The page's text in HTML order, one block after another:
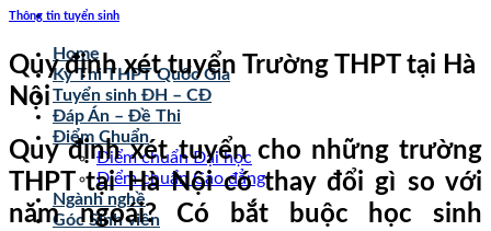
Home
Kỳ Thi THPT Quốc Gia
Tuyển sinh ĐH – CĐ
Đáp Án – Đề Thi
Điểm Chuẩn
Điểm chuẩn Đại học
Điểm chuẩn Cao đẳng
Ngành nghề
Góc Sinh viên
Thông tin tuyển sinh
Quy định xét tuyển Trường THPT tại Hà
Nội
Quy định xét tuyển cho những trường
THPT tại Hà Nội có thay đổi gì so với
năm ngoái? Có bắt buộc học sinh